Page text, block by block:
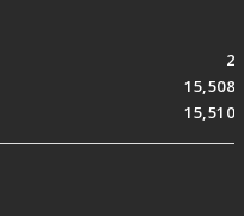
2
15,508
15,510